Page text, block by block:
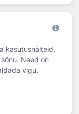
kasutusnäiteid,
Need on
vigu.